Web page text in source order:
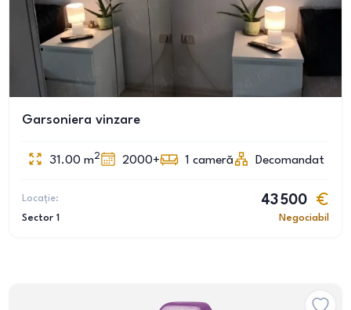
Garsoniera vinzare
31.00 m2 2000+ 1 cameră Decomandat
Locație:
Sector 1
43 500
Negociabil